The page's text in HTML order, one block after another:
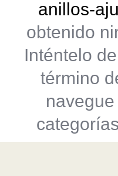
anillos-
obtenido
Inténtelo
término